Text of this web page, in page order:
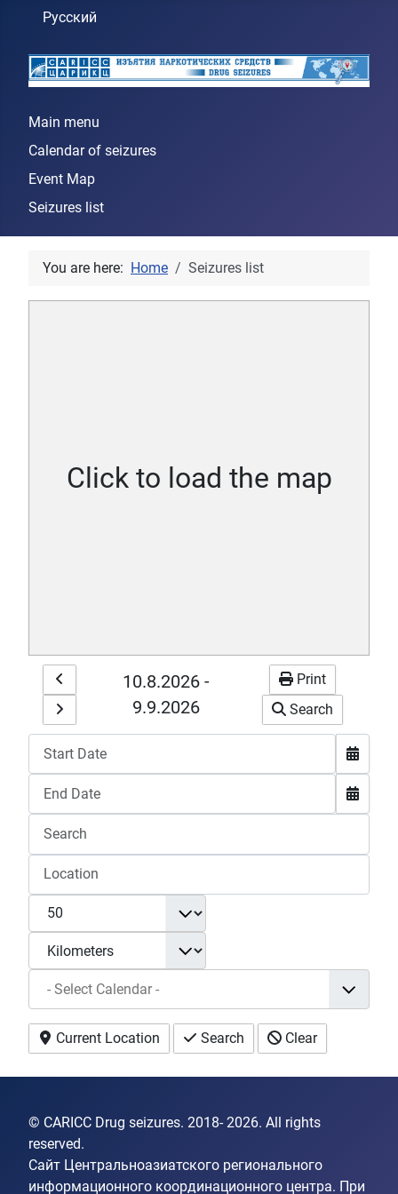
Select your language
Русский
Main menu
Calendar of seizures
Event Map
Seizures list
You are here: Home Seizures list
Click to load the map
10.8.2026 -
9.9.2026
Print
Search
Current Location Search Clear
© CARICC Drug seizures. 2018- 2026. All rights
reserved.
Сайт Центральноазиатского регионального
информационного координационного центра. При